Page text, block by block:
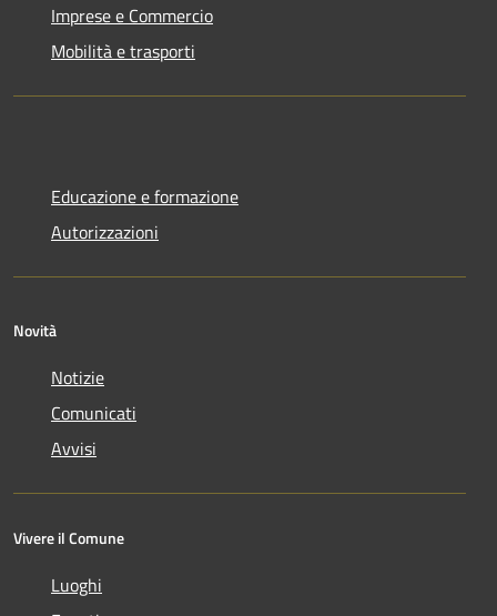
Imprese e Commercio
Mobilità e trasporti
Educazione e formazione
Autorizzazioni
Novità
Notizie
Comunicati
Avvisi
Vivere il Comune
Luoghi